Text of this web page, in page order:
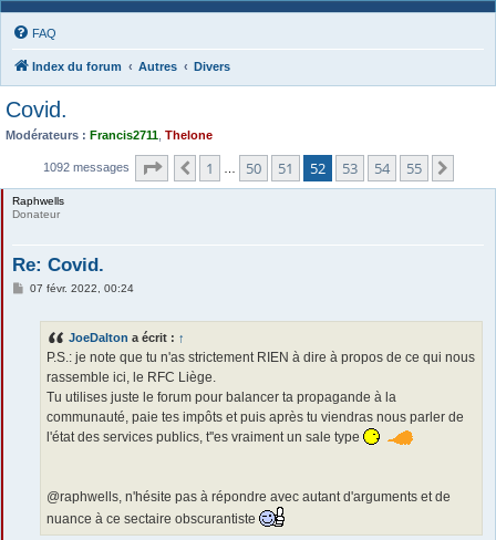
FAQ
Index du forum Autres Divers
Covid.
Modérateurs : Francis2711 Thelone
1092 messages Page 52 55
Précédente
1 50 51 52 53 54 55
Raphwells
Donateur
Re: Covid.
M07 févr. 2022, 00:24
JoeDalton a écrit : ↑
P.S.: je note que tu n'as strictement RIEN à dire à propos de ce qui nous
rassemble ici, le RFC Liège.
Tu utilises juste le forum pour balancer ta propagande à la
communauté, paie tes impôts et puis après tu viendras nous parler de
l'état des services publics, t''es vraiment un sale type
@raphwells, n'hésite pas à répondre avec autant d'arguments et de
nuance à ce sectaire obscurantiste